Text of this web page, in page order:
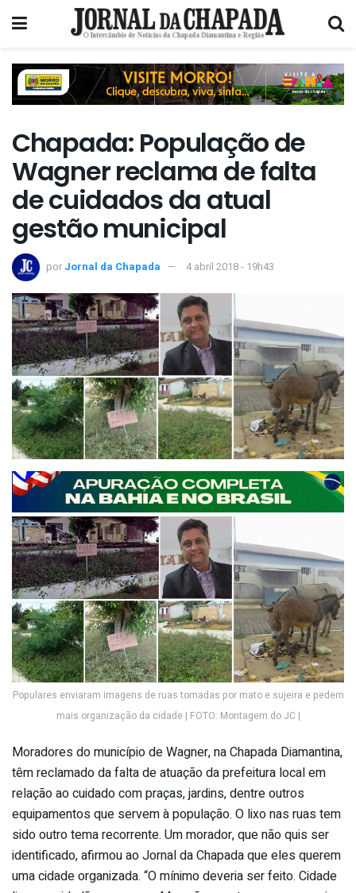
Chapada: População de
Wagner reclama de falta
de cuidados da atual
gestão municipal
por Jornal da Chapada 4 abril 2018 - 19h43
Populares enviaram imagens de ruas tomadas por mato e sujeira e pedem
mais organização da cidade | FOTO: Montagem do JC |
Moradores do município de Wagner, na Chapada Diamantina,
têm reclamado da falta de atuação da prefeitura local em
relação ao cuidado com praças, jardins, dentre outros
equipamentos que servem à população. O lixo nas ruas tem
sido outro tema recorrente. Um morador, que não quis ser
identificado, afirmou ao Jornal da Chapada que eles querem
uma cidade organizada. “O mínimo deveria ser feito. Cidade